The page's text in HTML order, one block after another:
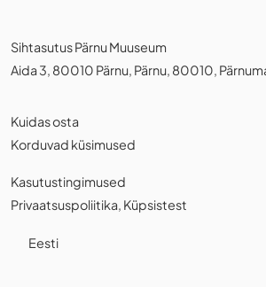
Sihtasutus Pärnu Muuseum
Aida 3, 80010 Pärnu, Pärnu, 80010,
Kuidas osta
Korduvad küsimused
Kasutustingimused
Privaatsuspoliitika, Küpsistest
Eesti